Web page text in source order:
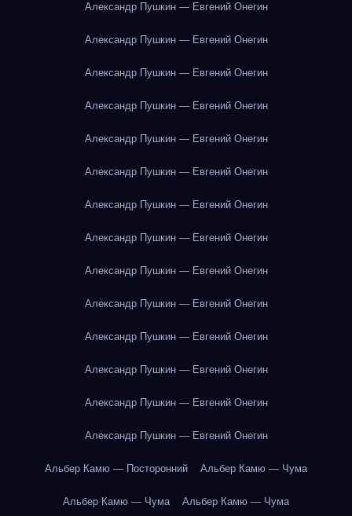
Александр Пушкин — Евгений Онегин
Александр Пушкин — Евгений Онегин
Александр Пушкин — Евгений Онегин
Александр Пушкин — Евгений Онегин
Александр Пушкин — Евгений Онегин
Александр Пушкин — Евгений Онегин
Александр Пушкин — Евгений Онегин
Александр Пушкин — Евгений Онегин
Александр Пушкин — Евгений Онегин
Александр Пушкин — Евгений Онегин
Александр Пушкин — Евгений Онегин
Александр Пушкин — Евгений Онегин
Александр Пушкин — Евгений Онегин
Александр Пушкин — Евгений Онегин
Альбер Камю — Посторонний Альбер Камю — Чума
Альбер Камю — Чума Альбер Камю — Чума